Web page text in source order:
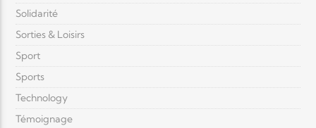
Solidarité
Sorties & Loisirs
Sport
Sports
Technology
Témoignage